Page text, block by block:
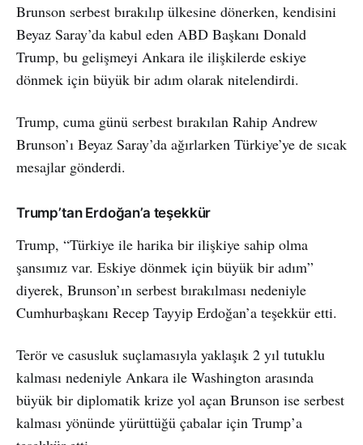
Brunson serbest bırakılıp ülkesine dönerken, kendisini
Beyaz Saray’da kabul eden ABD Başkanı Donald
Trump, bu gelişmeyi Ankara ile ilişkilerde eskiye
dönmek için büyük bir adım olarak nitelendirdi.
Trump, cuma günü serbest bırakılan Rahip Andrew
Brunson’ı Beyaz Saray’da ağırlarken Türkiye’ye de sıcak
mesajlar gönderdi.
Trump’tan Erdoğan’a teşekkür
Trump, “Türkiye ile harika bir ilişkiye sahip olma
şansımız var. Eskiye dönmek için büyük bir adım”
diyerek, Brunson’ın serbest bırakılması nedeniyle
Cumhurbaşkanı Recep Tayyip Erdoğan’a teşekkür etti.
Terör ve casusluk suçlamasıyla yaklaşık 2 yıl tutuklu
kalması nedeniyle Ankara ile Washington arasında
büyük bir diplomatik krize yol açan Brunson ise serbest
kalması yönünde yürüttüğü çabalar için Trump’a